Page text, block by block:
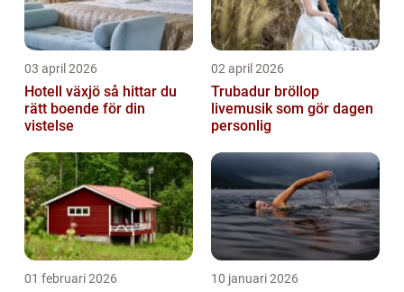
03 april 2026
Hotell växjö så hittar du
rätt boende för din
vistelse
02 april 2026
Trubadur bröllop
livemusik som gör dagen
personlig
01 februari 2026 10 januari 2026